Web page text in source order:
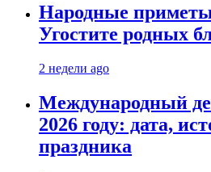
Народные
Угостите родных
2 недели ago
Международный
2026 году: дата,
праздника